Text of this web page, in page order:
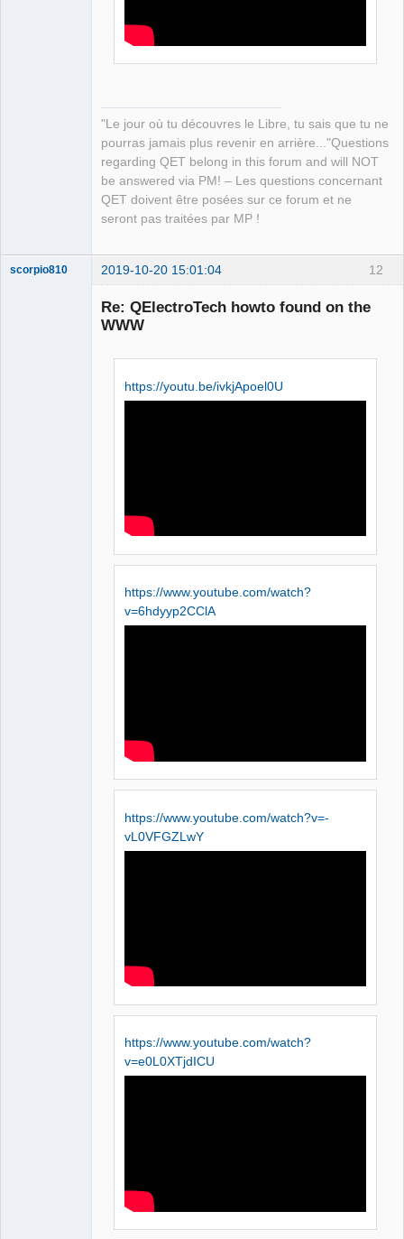
"Le jour où tu découvres le Libre, tu sais que tu ne
pourras jamais plus revenir en arrière..."Questions
regarding QET belong in this forum and will NOT
be answered via PM! – Les questions concernant
QET doivent être posées sur ce forum et ne
seront pas traitées par MP !
12
scorpio810 2019-10-20 15:01:04
Re: QElectroTech howto found on the
WWW
https://youtu.be/ivkjApoel0U
https://www.youtube.com/watch?
v=6hdyyp2CClA
https://www.youtube.com/watch?v=-
vL0VFGZLwY
https://www.youtube.com/watch?
v=e0L0XTjdICU